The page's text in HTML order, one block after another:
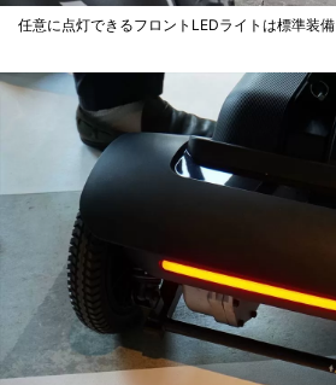
任意に点灯できるフロントLEDライトは標準装備